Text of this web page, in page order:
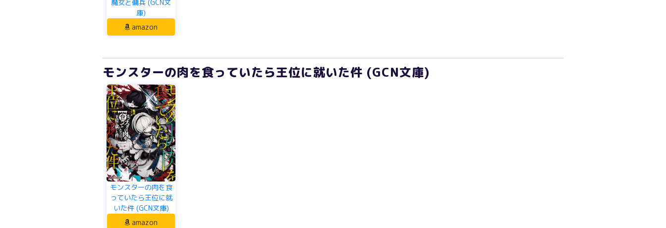
魔女と傭兵 (GCN文
庫)
amazon
モンスターの肉を食っていたら王位に就いた件 (GCN文庫)
モンスターの肉を食
っていたら王位に就
いた件 (GCN文庫)
amazon